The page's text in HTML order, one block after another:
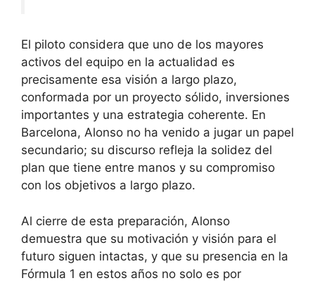
El piloto considera que uno de los mayores
activos del equipo en la actualidad es
precisamente esa visión a largo plazo,
conformada por un proyecto sólido, inversiones
importantes y una estrategia coherente. En
Barcelona, Alonso no ha venido a jugar un papel
secundario; su discurso refleja la solidez del
plan que tiene entre manos y su compromiso
con los objetivos a largo plazo.
Al cierre de esta preparación, Alonso
demuestra que su motivación y visión para el
futuro siguen intactas, y que su presencia en la
Fórmula 1 en estos años no solo es por